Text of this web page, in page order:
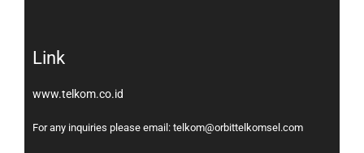
Link
www.telkom.co.id
For any inquiries please email: telkom@orbittelkomsel.com